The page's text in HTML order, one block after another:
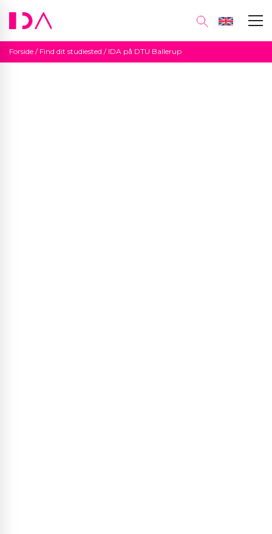
Forside / Find dit studiested / IDA på DTU Ballerup